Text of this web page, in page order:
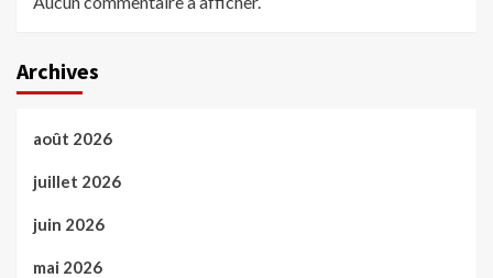
Archives
août 2026
juillet 2026
juin 2026
mai 2026